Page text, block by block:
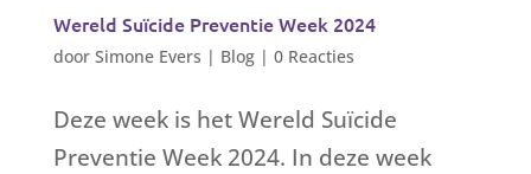
Wereld Suïcide Preventie Week 2024
door Simone Evers | Blog| 0 Reacties
Deze week is het Wereld Suïcide
Preventie Week 2024. In deze week